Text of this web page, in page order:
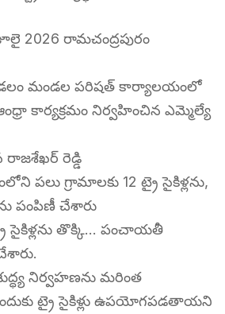
2026 రామచంద్రపురం
మండల పరిషత్ కార్యాలయంలో
కార్యక్రమం నిర్వహించిన ఎమ్మెల్యే
రెడ్డి
పలు గ్రామాలకు 12 ట్రై సైకిళ్లను,
పంపిణీ చేశారు
సైకిళ్లను తొక్కి… పంచాయతీ
నిర్వహణను మరింత
ట్రై సైకిళ్లు ఉపయోగపడతాయని